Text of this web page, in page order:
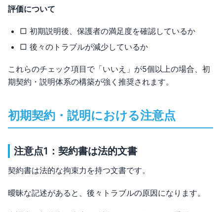
評価について
□ 初期説明後、保護者の満足度を確認しているか
□ 後々のトラブルが減少しているか
これらのチェック項目で「いいえ」が5個以上の場合、初
期契約・説明体系の構築が強く推奨されます。
初期契約・説明における注意点
注意点1：契約書は法的文書
契約書は法的な拘束力を持つ文書です。
曖昧な記述があると、後々トラブルの原因になります。